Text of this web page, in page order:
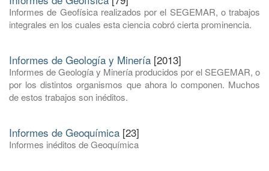
Informes de Geofísica realizados por el SEGEMAR, o trabajos
integrales en los cuales esta ciencia cobró cierta prominencia.
Informes de Geología y Minería [2013]
Informes de Geología y Minería producidos por el SEGEMAR, o
por los distintos organismos que ahora lo componen. Muchos
de estos trabajos son inéditos.
Informes de Geoquímica [23]
Informes inéditos de Geoquímica